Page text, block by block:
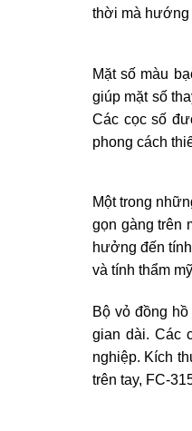
thời mà hướng
Mặt số màu
giúp mặt số
Các cọc số
phong cách
Một trong
gọn gàng trên
hưởng đến
và tính thẩm
Bộ vỏ đồng
gian dài. Các
nghiệp. Kích
trên tay, FC-